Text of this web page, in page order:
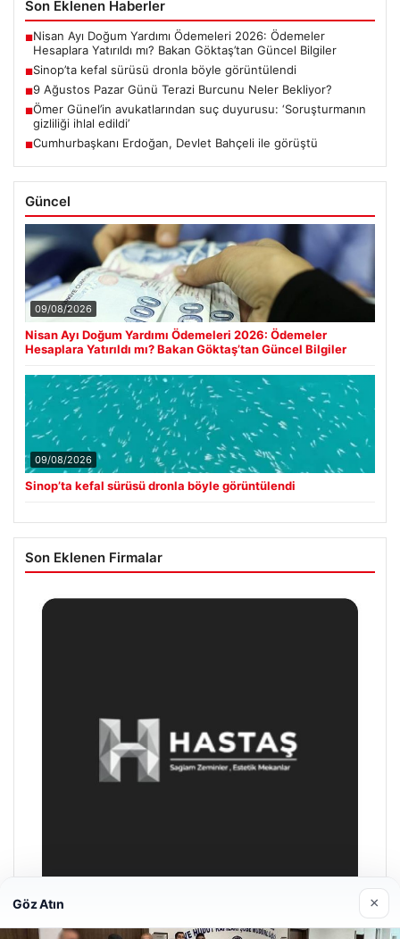
Son Eklenen Haberler
■Nisan Ayı Doğum Yardımı Ödemeleri 2026: Ödemeler
Hesaplara Yatırıldı mı? Bakan Göktaş’tan Güncel Bilgiler
■Sinop’ta kefal sürüsü dronla böyle görüntülendi
■9 Ağustos Pazar Günü Terazi Burcunu Neler Bekliyor?
■Ömer Günel’in avukatlarından suç duyurusu: ‘Soruşturmanın
gizliliği ihlal edildi’
■Cumhurbaşkanı Erdoğan, Devlet Bahçeli ile görüştü
Güncel
09/08/2026
Nisan Ayı Doğum Yardımı Ödemeleri 2026: Ödemeler
Hesaplara Yatırıldı mı? Bakan Göktaş’tan Güncel Bilgiler
09/08/2026
Sinop’ta kefal sürüsü dronla böyle görüntülendi
Son Eklenen Firmalar
Göz Atın ×